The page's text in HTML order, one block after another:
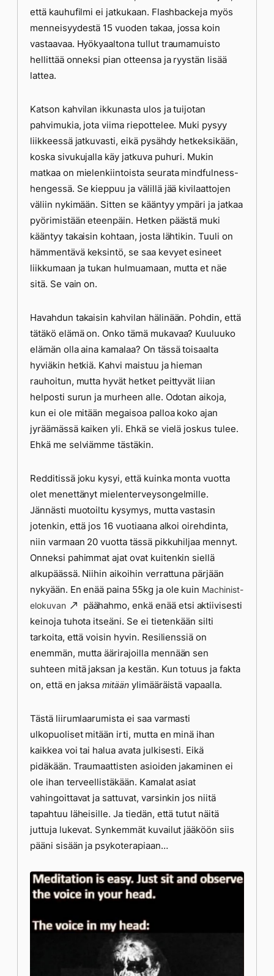
että kauhufilmi ei jatkukaan. Flashbackeja myös
menneisyydestä 15 vuoden takaa, jossa koin
vastaavaa. Hyökyaaltona tullut traumamuisto
hellittää onneksi pian otteensa ja ryystän lisää
lattea.
Katson kahvilan ikkunasta ulos ja tuijotan
pahvimukia, jota viima riepottelee. Muki pysyy
liikkeessä jatkuvasti, eikä pysähdy hetkeksikään,
koska sivukujalla käy jatkuva puhuri. Mukin
matkaa on mielenkiintoista seurata mindfulness-
hengessä. Se kieppuu ja välillä jää kivilaattojen
väliin nykimään. Sitten se kääntyy ympäri ja jatkaa
pyörimistään eteenpäin. Hetken päästä muki
kääntyy takaisin kohtaan, josta lähtikin. Tuuli on
hämmentävä keksintö, se saa kevyet esineet
liikkumaan ja tukan hulmuamaan, mutta et näe
sitä. Se vain on.
Havahdun takaisin kahvilan hälinään. Pohdin, että
tätäkö elämä on. Onko tämä mukavaa? Kuuluuko
elämän olla aina kamalaa? On tässä toisaalta
hyviäkin hetkiä. Kahvi maistuu ja hieman
rauhoitun, mutta hyvät hetket peittyvät liian
helposti surun ja murheen alle. Odotan aikoja,
kun ei ole mitään megaisoa palloa koko ajan
jyräämässä kaiken yli. Ehkä se vielä joskus tulee.
Ehkä me selviämme tästäkin.
Redditissä joku kysyi, että kuinka monta vuotta
olet menettänyt mielenterveysongelmille.
Jännästi muotoiltu kysymys, mutta vastasin
jotenkin, että jos 16 vuotiaana alkoi oirehdinta,
niin varmaan 20 vuotta tässä pikkuhiljaa mennyt.
Onneksi pahimmat ajat ovat kuitenkin siellä
alkupäässä. Niihin aikoihin verrattuna pärjään
nykyään. En enää paina 55kg ja ole kuin Machinist-
elokuvan
päähahmo, enkä enää etsi aktiivisesti
keinoja tuhota itseäni. Se ei tietenkään silti
tarkoita, että voisin hyvin. Resilienssiä on
enemmän, mutta äärirajoilla mennään sen
suhteen mitä jaksan ja kestän. Kun totuus ja fakta
on, että en jaksamitäänylimääräistä vapaalla.
Tästä liirumlaarumista ei saa varmasti
ulkopuoliset mitään irti, mutta en minä ihan
kaikkea voi tai halua avata julkisesti. Eikä
pidäkään. Traumaattisten asioiden jakaminen ei
ole ihan terveellistäkään. Kamalat asiat
vahingoittavat ja sattuvat, varsinkin jos niitä
tapahtuu läheisille. Ja tiedän, että tutut näitä
juttuja lukevat. Synkemmät kuvailut jääköön siis
pääni sisään ja psykoterapiaan…